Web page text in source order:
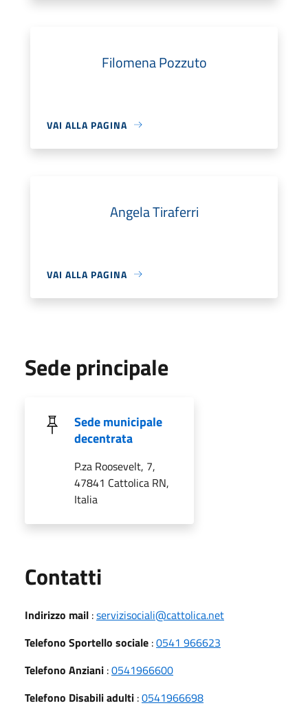
Filomena Pozzuto
VAI ALLA PAGINA
Angela Tiraferri
VAI ALLA PAGINA
Sede principale
Sede municipale
decentrata
P.za Roosevelt, 7,
47841 Cattolica RN,
Italia
Contatti
Indirizzo mail :servizisociali@cattolica.net
Telefono Sportello sociale :0541 966623
Telefono Anziani :0541966600
Telefono Disabili adulti :0541966698